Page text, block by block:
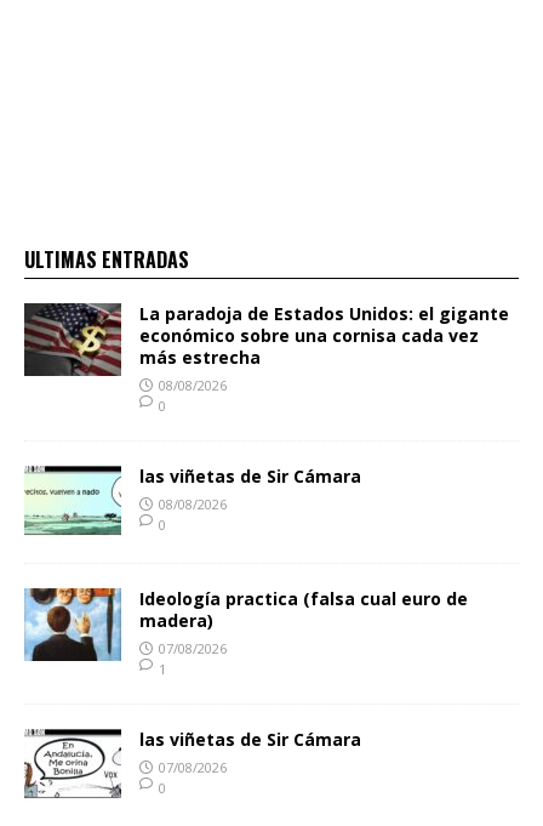
ULTIMAS ENTRADAS
La paradoja de Estados Unidos: el gigante
económico sobre una cornisa cada vez
más estrecha
08/08/2026
0
las viñetas de Sir Cámara
08/08/2026
0
Ideología practica (falsa cual euro de
madera)
07/08/2026
1
las viñetas de Sir Cámara
07/08/2026
0